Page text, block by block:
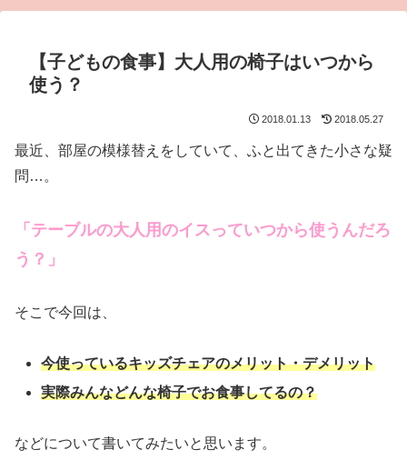
【子どもの食事】大人用の椅子はいつから
使う？
2018.01.13 2018.05.27
最近、部屋の模様替えをしていて、ふと出てきた小さな疑
問…。
「テーブルの大人用のイス っていつから使うんだろ
う？」
そこで今回は、
今使っているキッズチェアのメリット・デメリット
実際みんなどんな椅子でお食事してるの？
などについて書いてみたいと思います。